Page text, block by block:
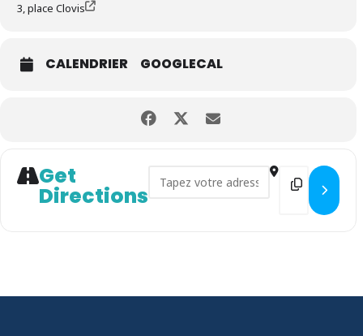
3, place Clovis
CALENDRIER GOOGLECAL
Get
Directions
Address - Atelier relaxation